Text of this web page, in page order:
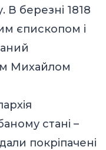
В березні 1818
єпископом і
Михайлом
стані –
покріпачені